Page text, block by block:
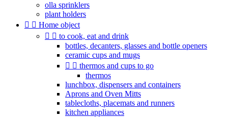
olla sprinklers
plant holders
  Home object
  to cook, eat and drink
bottles, decanters, glasses and bottle openers
ceramic cups and mugs
  thermos and cups to go
thermos
lunchbox, dispensers and containers
Aprons and Oven Mitts
tablecloths, placemats and runners
kitchen appliances